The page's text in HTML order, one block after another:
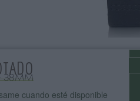
38MM
cuando esté disponible